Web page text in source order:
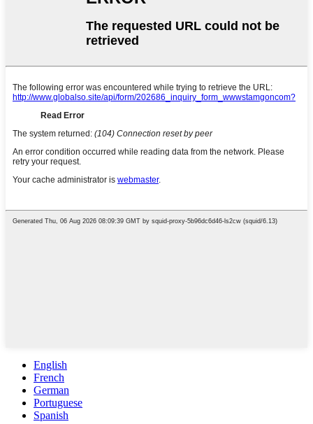
English
French
German
Portuguese
Spanish